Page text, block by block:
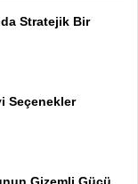
Stratejik Bir
Seçenekler